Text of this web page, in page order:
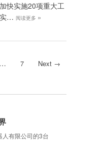
快实施20项重大工
实… 阅读更多 »
… 7 Next →
有限公司的3台